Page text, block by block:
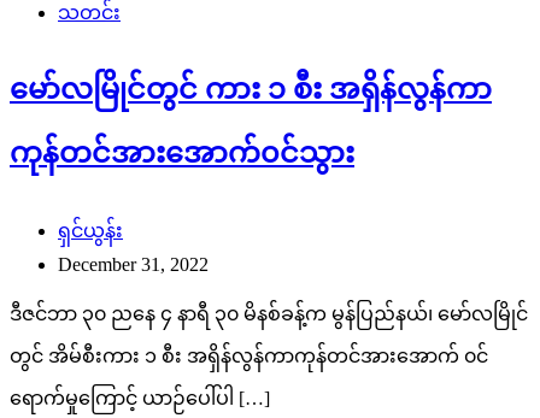
သတင်း
မော်လမြိုင်တွင် ကား ၁ စီး အရှိန်လွန်ကာ
ကုန်တင်အားအောက်၀င်သွား
ရှင်ယွန်း
December 31, 2022
ဒီဇင်ဘာ ၃၀ ညနေ ၄ နာရီ ၃၀ မိနစ်ခန့်က မွန်ပြည်နယ်၊ မော်လမြိုင်
တွင် အိမ်စီးကား ၁ စီး အရှိန်လွန်ကာကုန်တင်အားအောက် ၀င်
ရောက်မှုကြောင့် ယာဉ်ပေါ်ပါ […]